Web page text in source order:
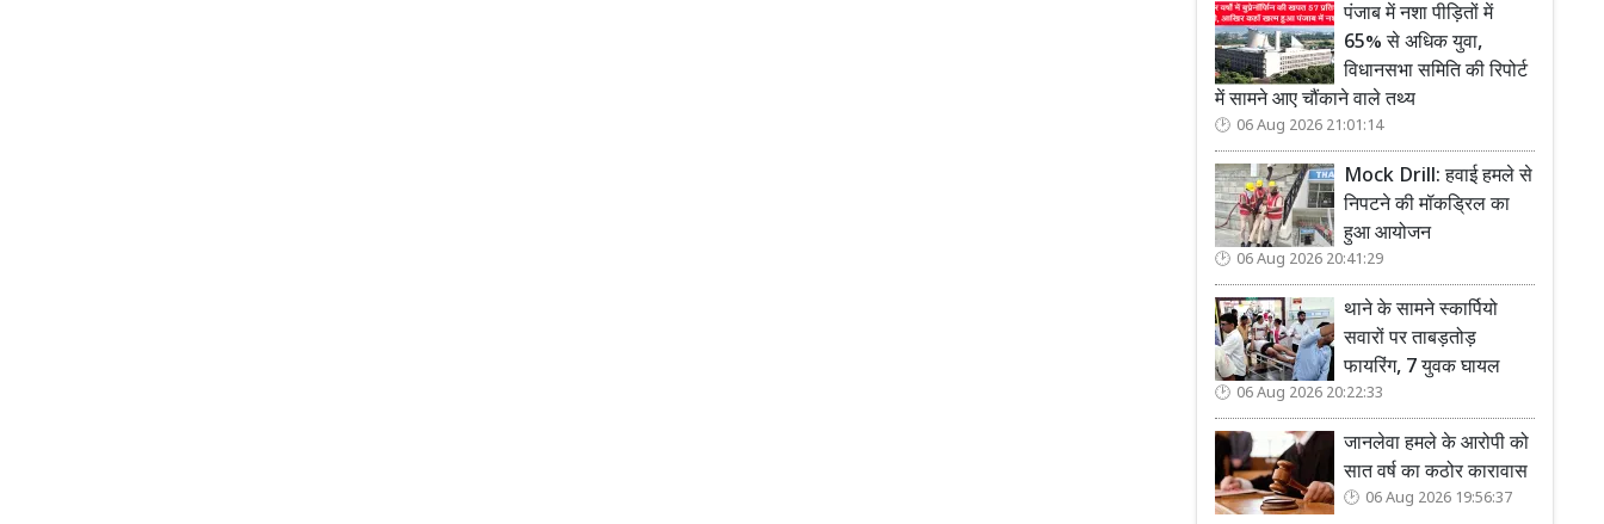
पंजाब में नशा पीड़ितों में
65% से अधिक युवा,
विधानसभा समिति की रिपोर्ट
में सामने आए चौंकाने वाले तथ्य
06 Aug 2026 21:01:14
Mock Drill: हवाई हमले से
निपटने की मॉकड्रिल का
हुआ आयोजन
06 Aug 2026 20:41:29
थाने के सामने स्कार्पियो
सवारों पर ताबड़तोड़
फायरिंग, 7 युवक घायल
06 Aug 2026 20:22:33
जानलेवा हमले के आरोपी को
सात वर्ष का कठोर कारावास
06 Aug 2026 19:56:37